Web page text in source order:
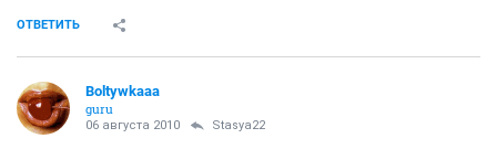
ОТВЕТИТЬ
Boltywkaaa
guru
06 августа 2010 Stasya22